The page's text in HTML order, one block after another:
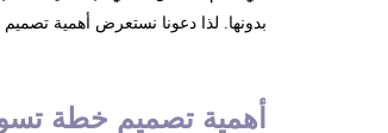
بدونها. لذا دعونا نستعرض أهمية
أهمية تصميم خطة